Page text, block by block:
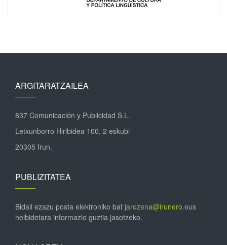
ARGITARATZAILEA
837 Comunicación y Publicidad S.L.
Letxunborro Hiribidea 100, 2 eskubi
20305 Irun.
PUBLIZITATEA
Bidali ezazu posta elektroniko bat jarozena@irunero.eus
helbidetara informazio guztia jasotzeko.